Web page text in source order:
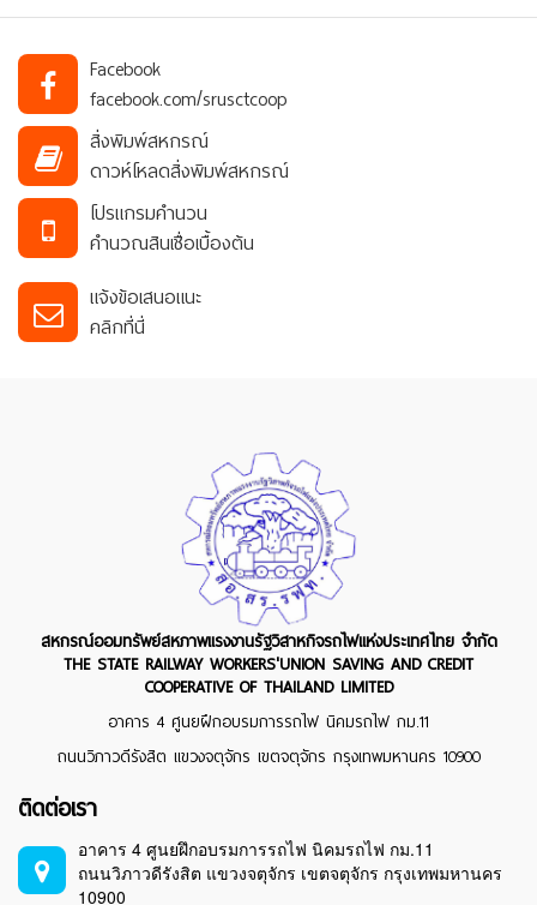
Facebook
facebook.com/srusctcoop
สิ่งพิมพ์สหกรณ์
ดาวห์โหลดสิ่งพิมพ์สหกรณ์
โปรแกรมคำนวน
คำนวณสินเชื่อเบื้องต้น
แจ้งข้อเสนอแนะ
คลิกที่นี่
สหกรณ์ออมทรัพย์สหภาพแรงงานรัฐวิสาหกิจรถไฟแห่งประเทศไทย จำกัด
THE STATE RAILWAY WORKERS'UNION SAVING AND CREDIT
COOPERATIVE OF THAILAND LIMITED
อาคาร 4 ศูนยฝึกอบรมการรถไฟ นิคมรถไฟ กม.11
ถนนวิภาวดีรังสิต แขวงจตุจักร เขตจตุจักร กรุงเทพมหานคร 10900
ติดต่อเรา
อาคาร 4 ศูนยฝึกอบรมการรถไฟ นิคมรถไฟ กม.11
ถนนวิภาวดีรังสิต แขวงจตุจักร เขตจตุจักร กรุงเทพมหานคร
10900